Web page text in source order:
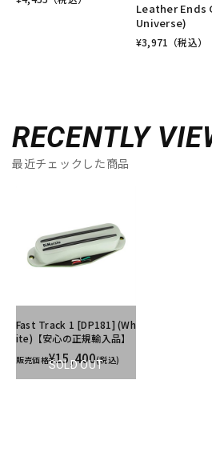
Leather Ends
Universe)
¥3,971 （税込）
RECENTLY
最近チェックした商品
SOLD OUT
Fast Track 1 [DP181] (Wh
ite)【安心の正規輸入品】
販売価格¥15,400(税込)